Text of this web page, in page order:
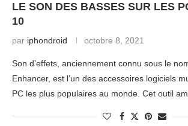
LE SON DES BASSES SUR LES
10
par iphondroid octobre 8, 2021
Son d’effets, anciennement connu sous le
Enhancer, est l’un des accessoires logiciels
PC les plus populaires au monde. Cet outil